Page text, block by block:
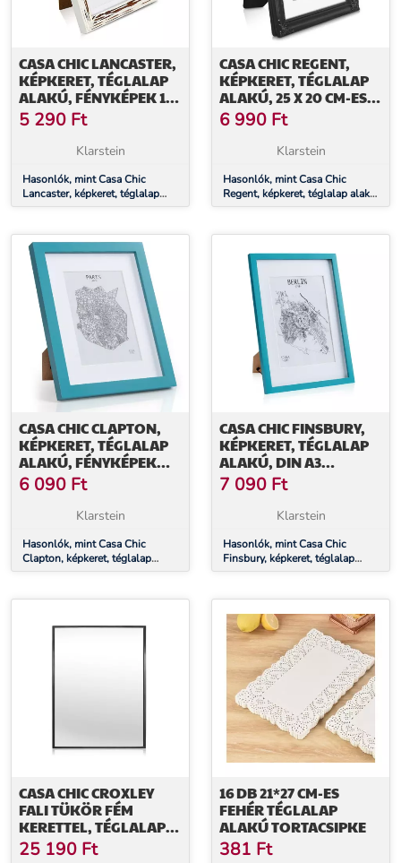
CASA CHIC LANCASTER,
KÉPKERET, TÉGLALAP
ALAKÚ, FÉNYKÉPEK 17
X 12 CM, PASZPARTU, FA
5 290 Ft
Klarstein
Hasonlók, mint Casa Chic
Lancaster, képkeret, téglalap
alakú, fényképek 17 x 12 cm,
CASA CHIC REGENT,
KÉPKERET, TÉGLALAP
ALAKÚ, 25 X 20 CM-ES
FOTÓK, PASZPARTU,
ÜVEG, ROKOKÓ
6 990 Ft
Klarstein
Hasonlók, mint Casa Chic
Regent, képkeret, téglalap alakú,
25 x 20 cm-es fotók, paszpartu,
CASA CHIC CLAPTON,
KÉPKERET, TÉGLALAP
ALAKÚ, FÉNYKÉPEK
24,8 X 19,3 CM,
PASZPARTU, ÜVEG
6 090 Ft
Klarstein
Hasonlók, mint Casa Chic
Clapton, képkeret, téglalap
alakú, fényképek 24,8 x 19,3 cm,
CASA CHIC FINSBURY,
KÉPKERET, TÉGLALAP
ALAKÚ, DIN A3
FÉNYKÉPEK,
PASZPARTU, PLEXI
7 090 Ft
Klarstein
Hasonlók, mint Casa Chic
Finsbury, képkeret, téglalap
alakú, DIN A3 fényképek,
CASA CHIC CROXLEY
FALI TÜKÖR FÉM
KERETTEL, TÉGLALAP
ALAKÚ, 70 X 50 CM
25 190 Ft
16 DB 21*27 CM-ES
FEHÉR TÉGLALAP
ALAKÚ TORTACSIPKE
381 Ft